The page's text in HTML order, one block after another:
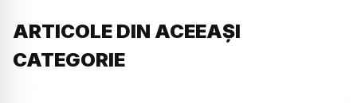
ARTICOLE DIN ACEEAȘI
CATEGORIE